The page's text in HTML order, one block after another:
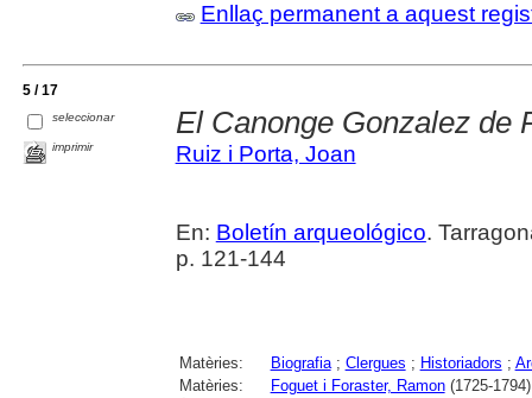
Enllaç permanent a aquest
5 / 17
seleccionar
imprimir
El Canonge Gonzalez de
Ruiz i Porta, Joan
En: Boletín arqueológico.
p. 121-144
Matèries: Biografia; Clergues ; Historiadors ;
Matèries:
Foguet i Foraster, Ramon(1725-